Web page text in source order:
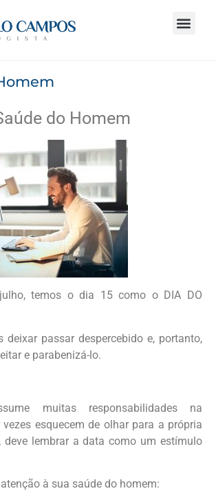
do Homem
temos o dia 15 como o DIA DO
deixar passar despercebido e, portanto,
e parabenizá-lo.
muitas responsabilidades na
esquecem de olhar para a própria
deve lembrar a data como um estímulo
à sua saúde do homem: